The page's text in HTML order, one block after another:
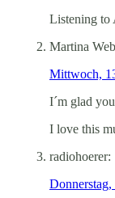
Listening to
Martina
Mittwoch,
I´m glad
I love this
radiohoerer: